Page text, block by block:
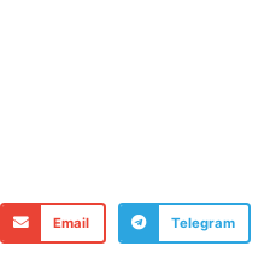
Email Telegram